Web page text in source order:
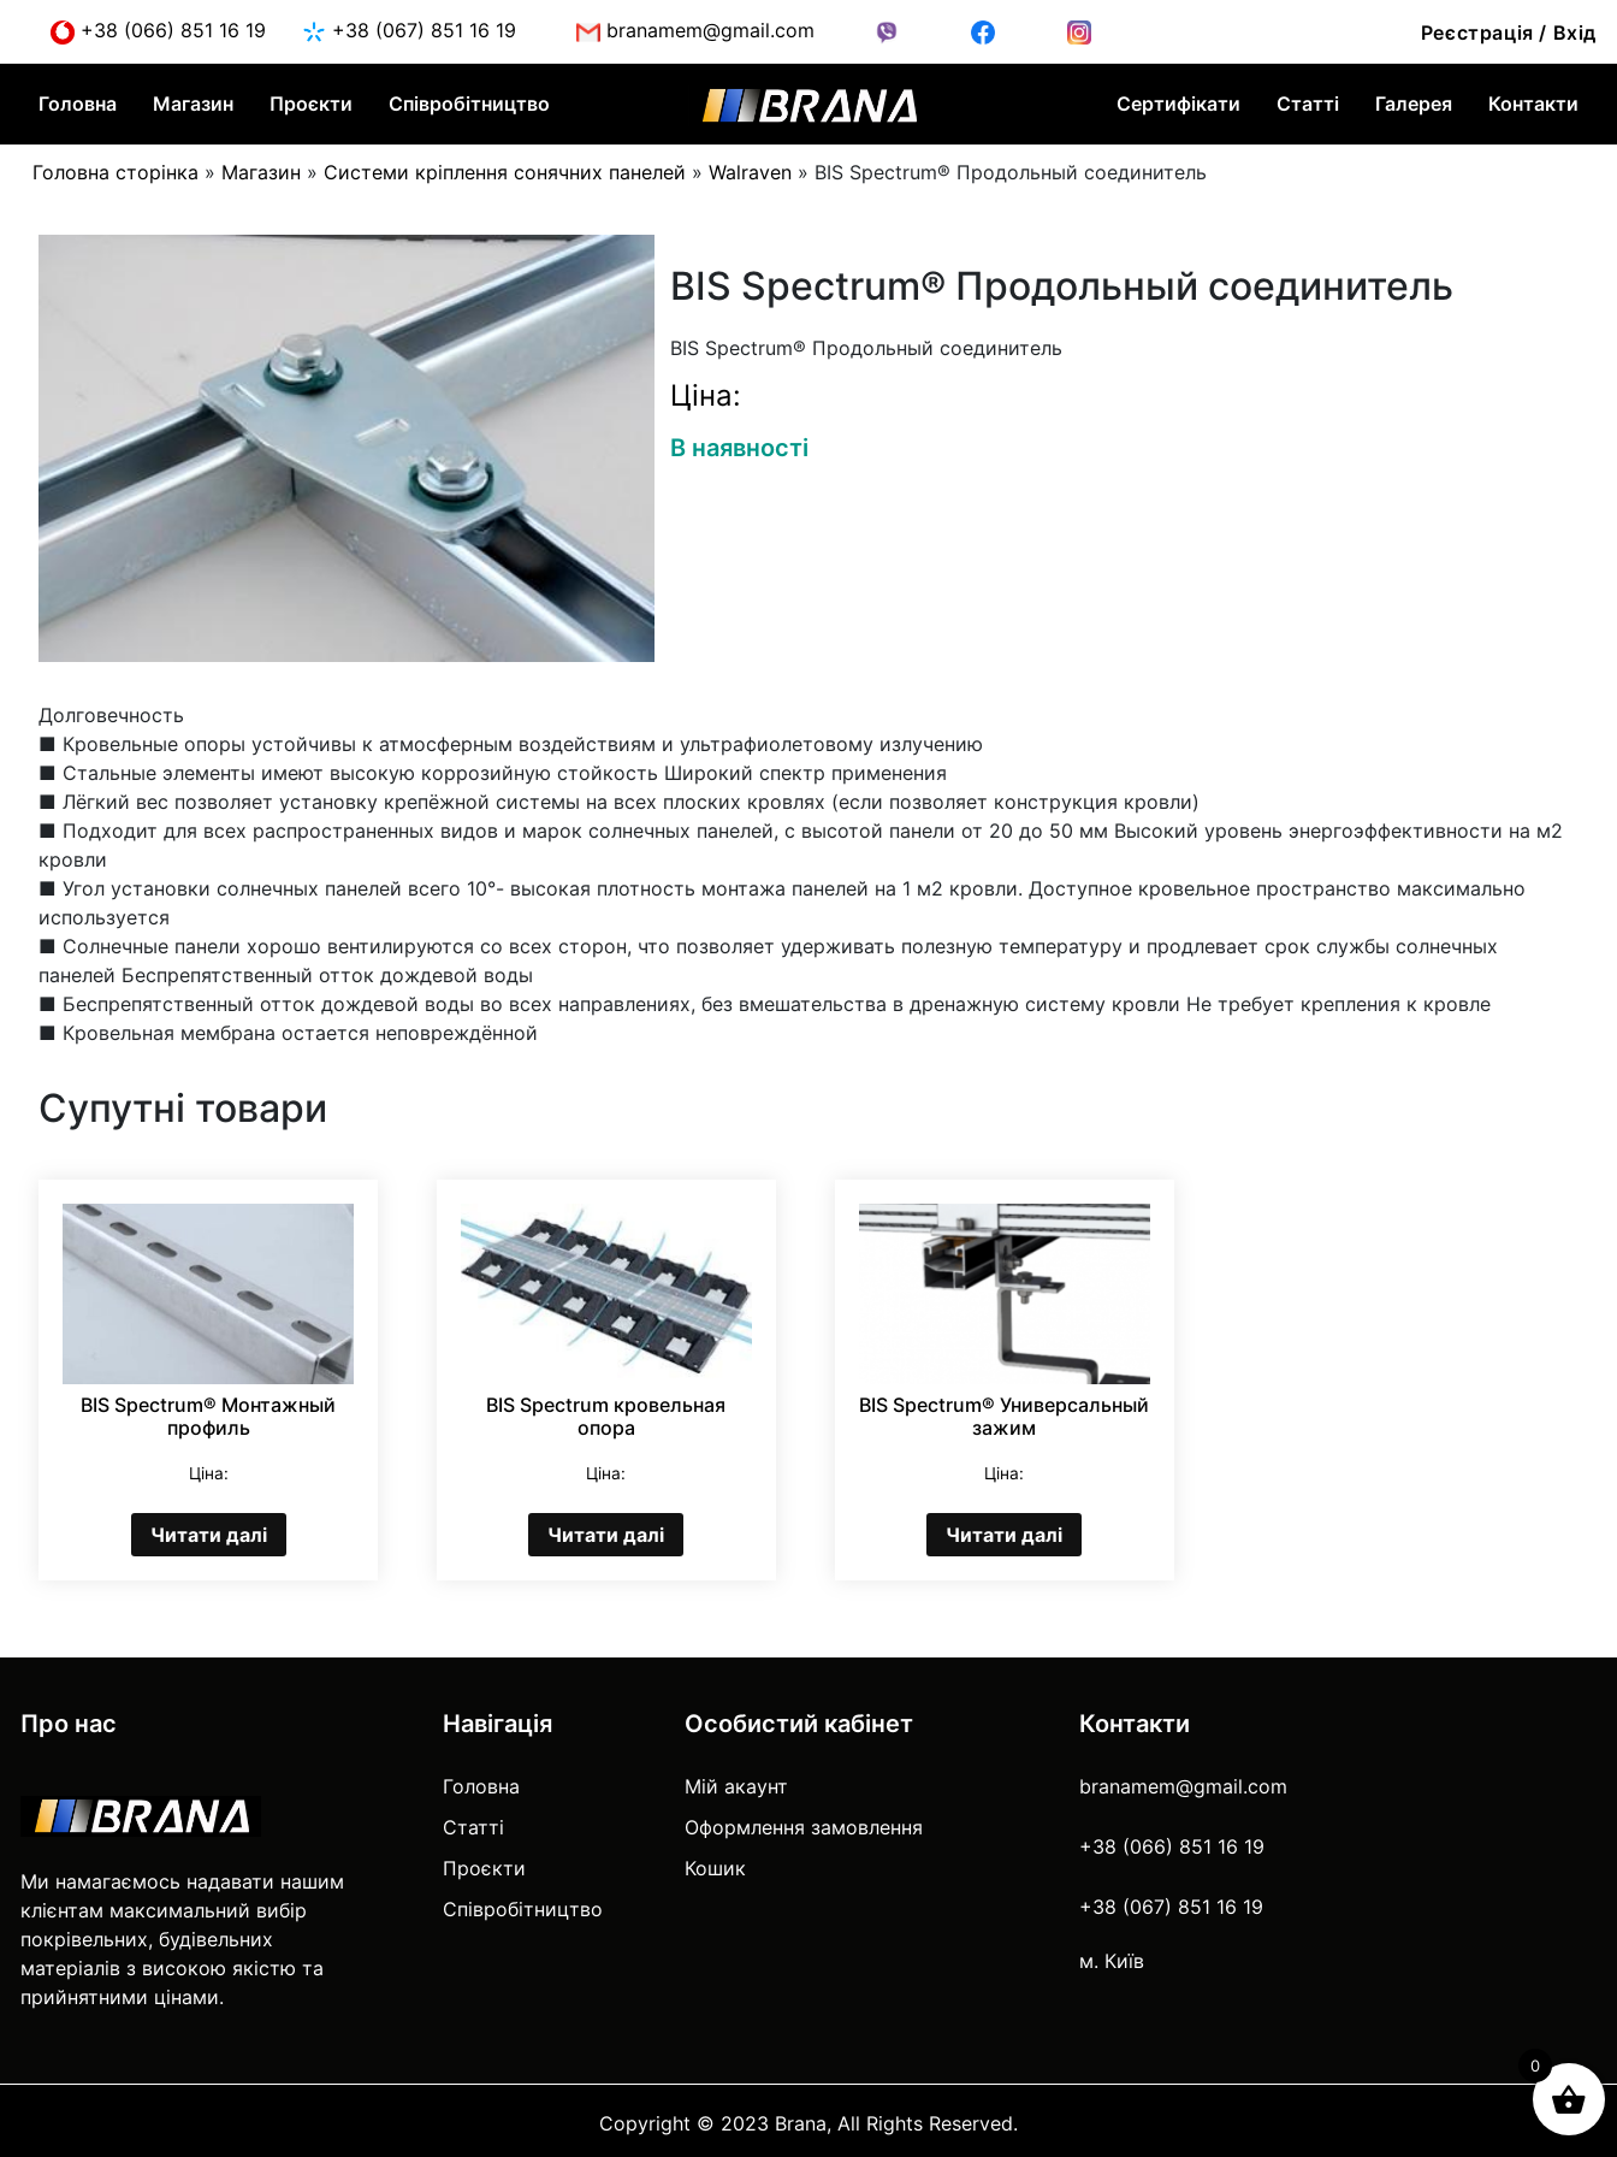
content
+38 (066) 851 16 19 +38 (067) 851 16 19 branamem@gmail.com Реєстрація / Вхід
Головна Магазин Проєкти Співробітництво Сертифікати Статті Галерея Контакти
Головна сторінка » Магазин » Системи кріплення сонячних панелей » Walraven » BIS Spectrum® Продольный соединитель
BIS Spectrum® Продольный соединитель
BIS Spectrum® Продольный соединитель
Ціна:
В наявності
Долговечность
■ Кровельные опоры устойчивы к атмосферным воздействиям и ультрафиолетовому излучению
■ Стальные элементы имеют высокую коррозийную стойкость Широкий спектр применения
■ Лёгкий вес позволяет установку крепёжной системы на всех плоских кровлях (если позволяет конструкция кровли)
■ Подходит для всех распространенных видов и марок солнечных панелей, с высотой панели от 20 до 50 мм Высокий уровень энергоэффективности на м2
кровли
■ Угол установки солнечных панелей всего 10°- высокая плотность монтажа панелей на 1 м2 кровли. Доступное кровельное пространство максимально
используется
■ Солнечные панели хорошо вентилируются со всех сторон, что позволяет удерживать полезную температуру и продлевает срок службы солнечных
панелей Беспрепятственный отток дождевой воды
■ Беспрепятственный отток дождевой воды во всех направлениях, без вмешательства в дренажную систему кровли Не требует крепления к кровле
■ Кровельная мембрана остается неповреждённой
Супутні товари
BIS Spectrum® Монтажный
профиль
Ціна:
Читати далі
BIS Spectrum кровельная
опора
Ціна:
Читати далі
BIS Spectrum® Универсальный
зажим
Ціна:
Читати далі
Про нас
Ми намагаємось надавати нашим
клієнтам максимальний вибір
покрівельних, будівельних
матеріалів з високою якістю та
прийнятними цінами.
Навігація
Головна
Статті
Проєкти
Співробітництво
Особистий кабінет
Мій акаунт
Оформлення замовлення
Кошик
Контакти
branamem@gmail.com
+38 (066) 851 16 19
+38 (067) 851 16 19
м. Київ
Copyright © 2023 Brana, All Rights Reserved.
0